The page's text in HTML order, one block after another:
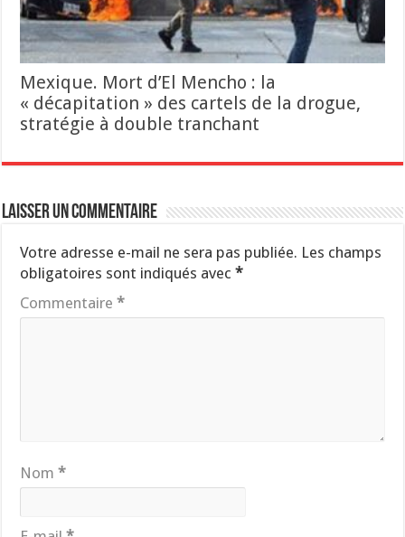
Mexique. Mort d’El Mencho : la
« décapitation » des cartels de la drogue,
stratégie à double tranchant
Laisser un commentaire
Votre adresse e-mail ne sera pas publiée. Les champs
obligatoires sont indiqués avec*
Commentaire*
Nom*